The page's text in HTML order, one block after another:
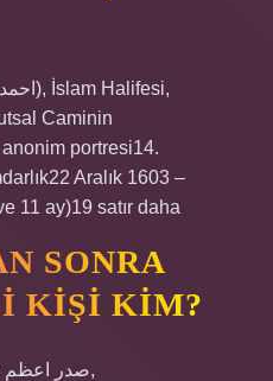
Caminin
portresi14.
Aralık 1603 –
11 ay)19 satır daha
SONRA
KIŞI KIM?